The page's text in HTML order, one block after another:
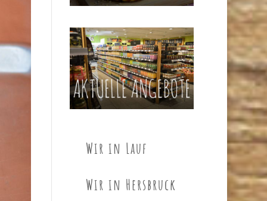
Wir in Lauf
Wir in Hersbruck